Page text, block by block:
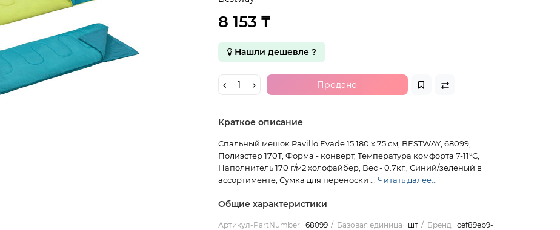
8 153 ₸
Нашли дешевле ?
Продано
Краткое описание
Спальный мешок Pavillo Evade 15 180 х 75 см, BESTWAY, 68099,
Полиэстер 170T, Форма - конверт, Температура комфорта 7-11°С,
Наполнитель 170 г/м2 холофайбер, Вес - 0.7кг., Синий/зеленый в
ассортименте, Сумка для переноски ... Читать далее...
Общие характеристики
Артикул-PartNumber 68099 Базовая единица шт Бренд
cef89eb9-